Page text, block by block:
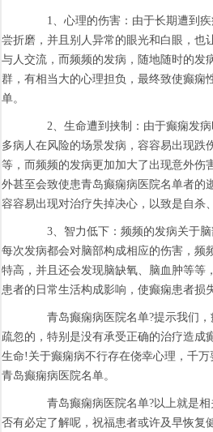
1、心理的伤害：由于长期遭到疾
尝折磨，并且别人异常的眼光和白眼，也
与人交流，而频频的发病，随地随时的发
群，有相当大的心理担负，最终致使癫痫
单。
2、生命遭到挟制：由于癫痫发病
多病人在风险的场景发病，容容易出现跌
等，而频频的发病更加加大了出现意外伤
外甚至会致使患青岛癫痫病医院名单者的
容容易出现对治疗失掉决心，以致是自杀
3、智力低下：频频的发病关于脑
每次发病都会对脑部构成相应的伤害，频
特高，并且还会发现脑缺氧、脑血肿等等
患者的日常生活构成影响，使癫痫患者损
青岛癫痫病医院名单?提示我们，
疏忽的，特别是没有承受正确的治疗造成
生命!关于癫痫病不行存在侥幸心理，千
青岛癫痫病医院名单。
青岛癫痫病医院名单?以上就是相
否有必定了解呢，祝福患者或许及早恢复